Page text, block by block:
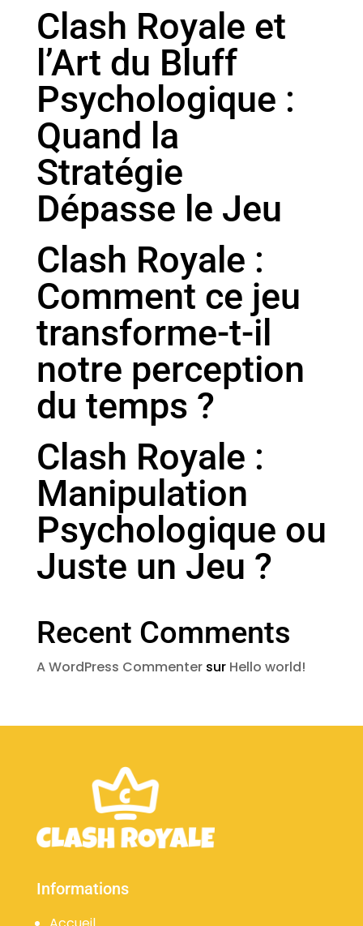
Clash Royale et
l’Art du Bluff
Psychologique :
Quand la
Stratégie
Dépasse le Jeu
Clash Royale :
Comment ce jeu
transforme-t-il
notre perception
du temps ?
Clash Royale :
Manipulation
Psychologique ou
Juste un Jeu ?
Recent Comments
A WordPress Commentersur Hello world!
Informations